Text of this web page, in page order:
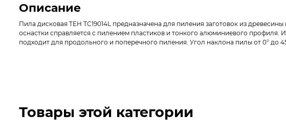
Описание
Пила дисковая TEH TC19014L предназначена для пиления заготовок из
оснастки справляется с пилением пластиков и тонкого алюминиевого
подходит для продольного и поперечного пиления. Угол наклона пилы от 0° до
Товары этой категории